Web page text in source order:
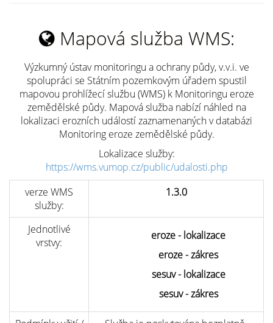
Mapová služba WMS:
Výzkumný ústav monitoringu a ochrany půdy, v.v.i. ve
spolupráci se Státním pozemkovým úřadem spustil
mapovou prohlížecí službu (WMS) k Monitoringu eroze
zemědělské půdy. Mapová služba nabízí náhled na
lokalizaci erozních událostí zaznamenaných v databázi
Monitoring eroze zemědělské půdy.
Lokalizace služby:
https://wms.vumop.cz/public/udalosti.php
verze WMS
služby:
1.3.0
Jednotlivé
vrstvy:
eroze - lokalizace
eroze - zákres
sesuv - lokalizace
sesuv - zákres